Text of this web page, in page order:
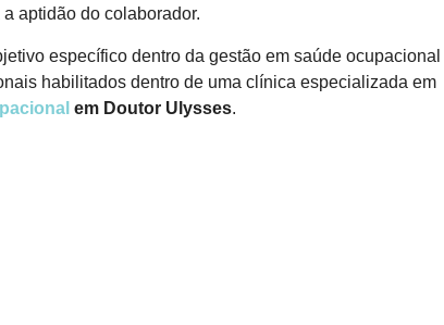
aptidão do colaborador.
específico dentro da gestão em saúde ocupacional
habilitados dentro de uma clínica especializada em
em Doutor Ulysses.